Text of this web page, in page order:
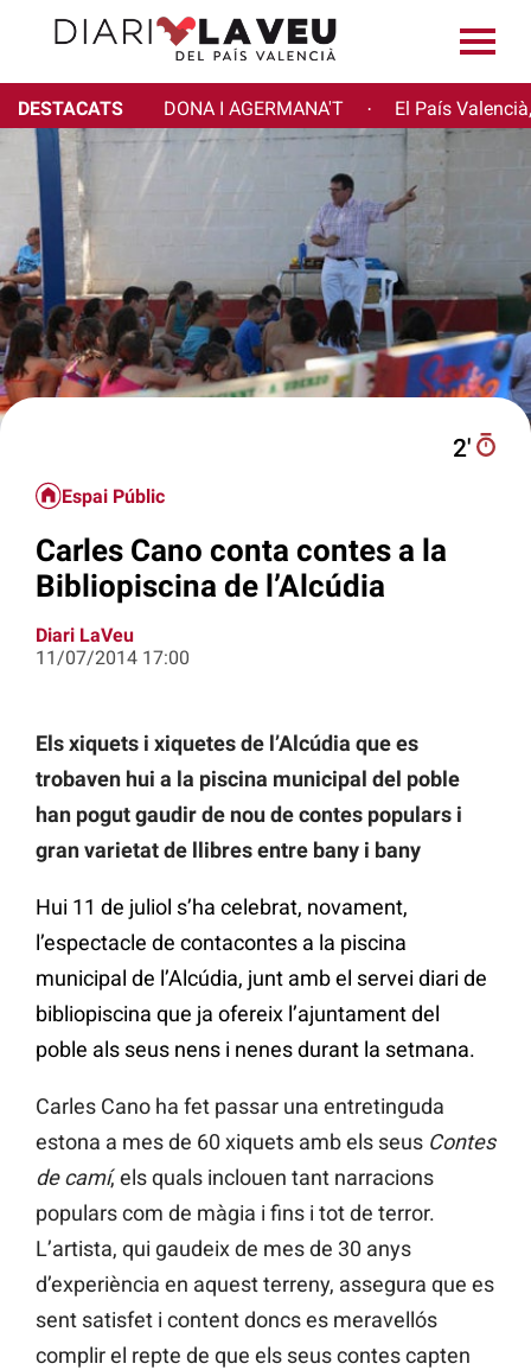
DESTACATS DONA I AGERMANA'T · El País
2′
Espai Públic
Carles Cano conta contes a la
Bibliopiscina de l’Alcúdia
Diari LaVeu
11/07/2014 17:00
Els xiquets i xiquetes de l’Alcúdia que es
trobaven hui a la piscina municipal del poble
han pogut gaudir de nou de contes populars i
gran varietat de llibres entre bany i bany
Hui 11 de juliol s’ha celebrat, novament,
l’espectacle de contacontes a la piscina
municipal de l’Alcúdia, junt amb el servei diari de
bibliopiscina que ja ofereix l’ajuntament del
poble als seus nens i nenes durant la setmana.
Carles Cano ha fet passar una entretinguda
estona a mes de 60 xiquets amb els seus Contes
de camí, els quals inclouen tant narracions
populars com de màgia i fins i tot de terror.
L’artista, qui gaudeix de mes de 30 anys
d’experiència en aquest terreny, assegura que es
sent satisfet i content doncs es meravellós
complir el repte de que els seus contes capten